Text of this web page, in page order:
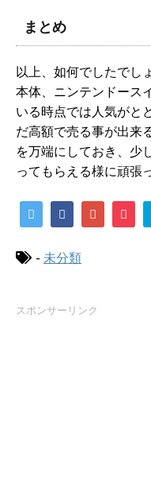
まとめ
以上、如何でしたでし
本体、ニンテンドース
いる時点では人気がと
だ高額で売る事が出来
を万端にしておき、少
ってもらえる様に頑張
- 未分類
スポンサーリンク